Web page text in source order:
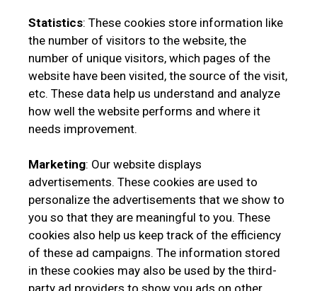
Statistics: These cookies store information like
the number of visitors to the website, the
number of unique visitors, which pages of the
website have been visited, the source of the visit,
etc. These data help us understand and analyze
how well the website performs and where it
needs improvement.
Marketing: Our website displays
advertisements. These cookies are used to
personalize the advertisements that we show to
you so that they are meaningful to you. These
cookies also help us keep track of the efficiency
of these ad campaigns. The information stored
in these cookies may also be used by the third-
party ad providers to show you ads on other